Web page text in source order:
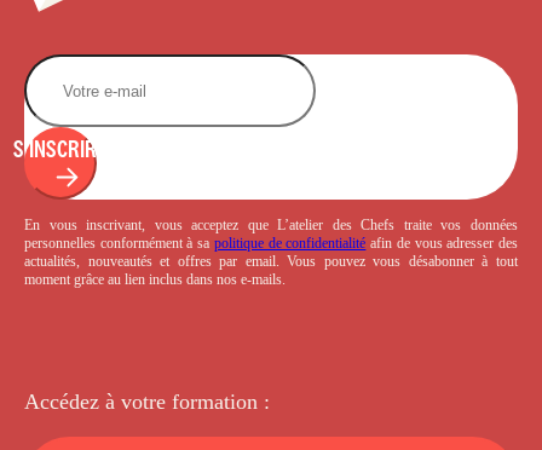
S'INSCRIRE
En vous inscrivant, vous acceptez que L’atelier des Chefs traite vos données
personnelles conformément à sa politique de confidentialité afin de vous adresser des
actualités, nouveautés et offres par email. Vous pouvez vous désabonner à tout
moment grâce au lien inclus dans nos e-mails.
Accédez à votre formation :